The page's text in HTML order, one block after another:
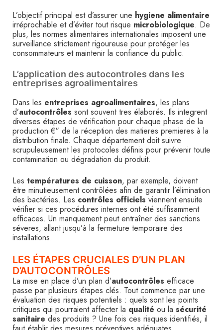
L’objectif principal est d’assurer une hygiene alimentaire
irréprochable et d’éviter tout risque microbiologique. De
plus, les normes alimentaires internationales imposent une
surveillance strictement rigoureuse pour protéger les
consommateurs et maintenir la confiance du public.
L’application des autocontroles dans les
entreprises agroalimentaires
Dans les entreprises agroalimentaires, les plans
d’autocontrôles sont souvent tres élaborés. Ils integrent
diverses étapes de vérification pour chaque phase de la
production €“ de la réception des matieres premieres à la
distribution finale. Chaque département doit suivre
scrupuleusement les protocoles définis pour prévenir toute
contamination ou dégradation du produit.
Les températures de cuisson, par exemple, doivent
être minutieusement contrôlées afin de garantir l’élimination
des bactéries. Les contrôles officiels viennent ensuite
vérifier si ces procédures internes ont été suffisamment
efficaces. Un manquement peut entraîner des sanctions
séveres, allant jusqu’à la fermeture temporaire des
installations.
LES ÉTAPES CRUCIALES D’UN PLAN
D’AUTOCONTRÔLES
La mise en place d’un plan d’autocontrôles efficace
passe par plusieurs étapes clés. Tout commence par une
évaluation des risques potentiels : quels sont les points
critiques qui pourraient affecter la qualité ou la sécurité
sanitaire des produits ? Une fois ces risques identifiés, il